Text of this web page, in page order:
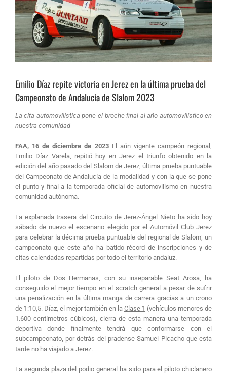
Emilio Díaz repite victoria en Jerez en la última prueba del
Campeonato de Andalucía de Slalom 2023
La cita automovilística pone el broche final al año automovilístico en
nuestra comunidad
FAA, 16 de diciembre de 2023El aún vigente campeón regional,
Emilio Díaz Varela, repitió hoy en Jerez el triunfo obtenido en la
edición del año pasado del Slalom de Jerez, última prueba puntuable
del Campeonato de Andalucía de la modalidad y con la que se pone
el punto y final a la temporada oficial de automovilismo en nuestra
comunidad autónoma.
La explanada trasera del Circuito de Jerez-Ángel Nieto ha sido hoy
sábado de nuevo el escenario elegido por el Automóvil Club Jerez
para celebrar la décima prueba puntuable del regional de Slalom; un
campeonato que este año ha batido récord de inscripciones y de
citas calendadas repartidas por todo el territorio andaluz.
El piloto de Dos Hermanas, con su inseparable Seat Arosa, ha
conseguido el mejor tiempo en el scratch general a pesar de sufrir
una penalización en la última manga de carrera gracias a un crono
de 1:10,5. Díaz, el mejor también en laClase 1 (vehículos menores de
1.600 centímetros cúbicos), cierra de esta manera una temporada
deportiva donde finalmente tendrá que conformarse con el
subcampeonato, por detrás del pradense Samuel Picacho que esta
tarde no ha viajado a Jerez.
La segunda plaza del podio general ha sido para el piloto chiclanero